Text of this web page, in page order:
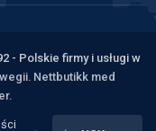
- Polskie firmy i usługi w
Nettbutikk med